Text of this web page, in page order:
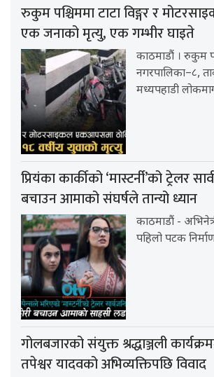
रुकुम पश्चिममा टाटा विङ्गर र
एक जनाको मृत्यु, एक गम्भीर घाइते
काठमाडौं । रुकुम
नगरपालिका–८,
मध्यपहाडी
प्रियंका कार्कीको ‘मास्टर्नी’को ट्रेलर
बचाउन आमाको संघर्षले तान्यो ध्यान
काठमाडौं -
पहिलो पटक
गोलबजारको संयुक्त श्रद्धाञ्जली
तपेश्वर यादवको अभिव्यक्तिपछि विवाद